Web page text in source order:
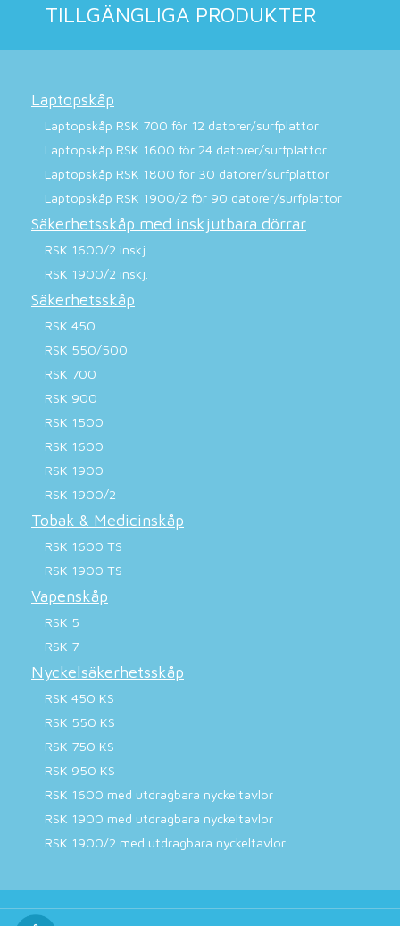
TILLGÄNGLIGA PRODUKTER
Laptopskåp
Laptopskåp RSK 700 för 12 datorer/surfplattor
Laptopskåp RSK 1600 för 24 datorer/surfplattor
Laptopskåp RSK 1800 för 30 datorer/surfplattor
Laptopskåp RSK 1900/2 för 90 datorer/surfplattor
Säkerhetsskåp med inskjutbara dörrar
RSK 1600/2 inskj.
RSK 1900/2 inskj.
Säkerhetsskåp
RSK 450
RSK 550/500
RSK 700
RSK 900
RSK 1500
RSK 1600
RSK 1900
RSK 1900/2
Tobak & Medicinskåp
RSK 1600 TS
RSK 1900 TS
Vapenskåp
RSK 5
RSK 7
Nyckelsäkerhetsskåp
RSK 450 KS
RSK 550 KS
RSK 750 KS
RSK 950 KS
RSK 1600 med utdragbara nyckeltavlor
RSK 1900 med utdragbara nyckeltavlor
RSK 1900/2 med utdragbara nyckeltavlor